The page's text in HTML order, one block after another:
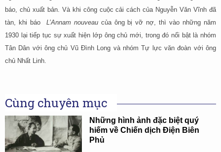
báo, chủ xuất bản. Và khi công cuộc cải cách của Nguyễn Văn Vĩnh đã
tàn, khi báo
L’Annam nouveaucủa ông bị vỡ nợ, thì vào những năm
1930 lại tiếp tục sự xuất hiện lớp ông chủ mới, trong đó nổi bật là nhóm
Tân Dân với ông chủ Vũ Đình Long và nhóm Tự lực văn đoàn với ông
chủ Nhất Linh.
Cùng chuyên mục
Những hình ảnh đặc biệt quý
hiếm về Chiến dịch Điện Biên
Phủ